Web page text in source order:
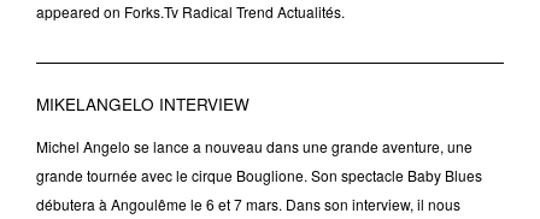
appeared on Forks.Tv Radical Trend Actualités.
MIKELANGELO INTERVIEW
Michel Angelo se lance a nouveau dans une grande aventure, une
grande tournée avec le cirque Bouglione. Son spectacle Baby Blues
débutera à Angoulême le 6 et 7 mars. Dans son interview, il nous